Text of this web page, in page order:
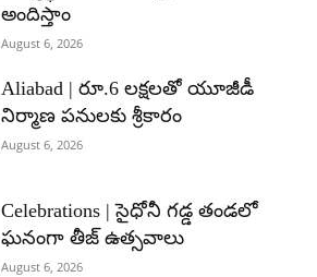
అందిస్తాం
August 6, 2026
Aliabad | రూ.6 లక్షలతో యూజీడీ
నిర్మాణ పనులకు శ్రీకారం
August 6, 2026
Celebrations | సైధోనీ గడ్డ తండలో
ఘనంగా తీజ్ ఉత్సవాలు
August 6, 2026